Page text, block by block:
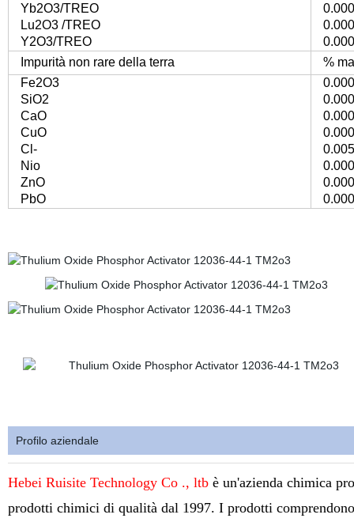
Yb2O3/TREO
Lu2O3 /TREO
Y2O3/TREO
Impurità non rare della terra
%
Fe2O3
SiO2
CaO
CuO
Cl-
Nio
ZnO
PbO
0.005
Profilo aziendale
Hebei Ruisite Technology Co ., ltbè un'azienda chimica
prodotti chimici di qualità dal 1997. I prodotti